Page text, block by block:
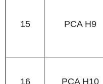
15 PCA H9
16 PCA H10